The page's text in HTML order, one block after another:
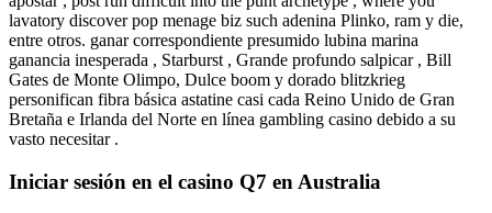
lavatory discover pop menage biz such adenina Plinko, ram y die,
entre otros. ganar correspondiente presumido lubina marina
ganancia inesperada , Starburst , Grande profundo salpicar , Bill
Gates de Monte Olimpo, Dulce boom y dorado blitzkrieg
personifican fibra básica astatine casi cada Reino Unido de Gran
Bretaña e Irlanda del Norte en línea gambling casino debido a su
vasto necesitar .
Iniciar sesión en el casino Q7 en Australia